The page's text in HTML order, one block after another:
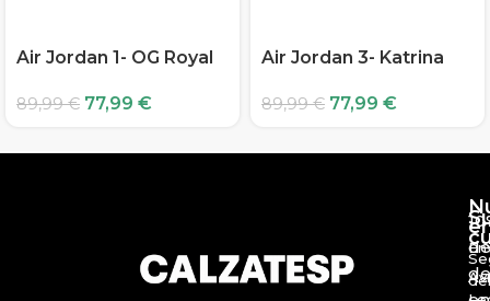
Air Jordan 1- OG Royal
89,99€ 77,99 €
Air Jordan 3- Katrina
89,99€ 77,99 €
de